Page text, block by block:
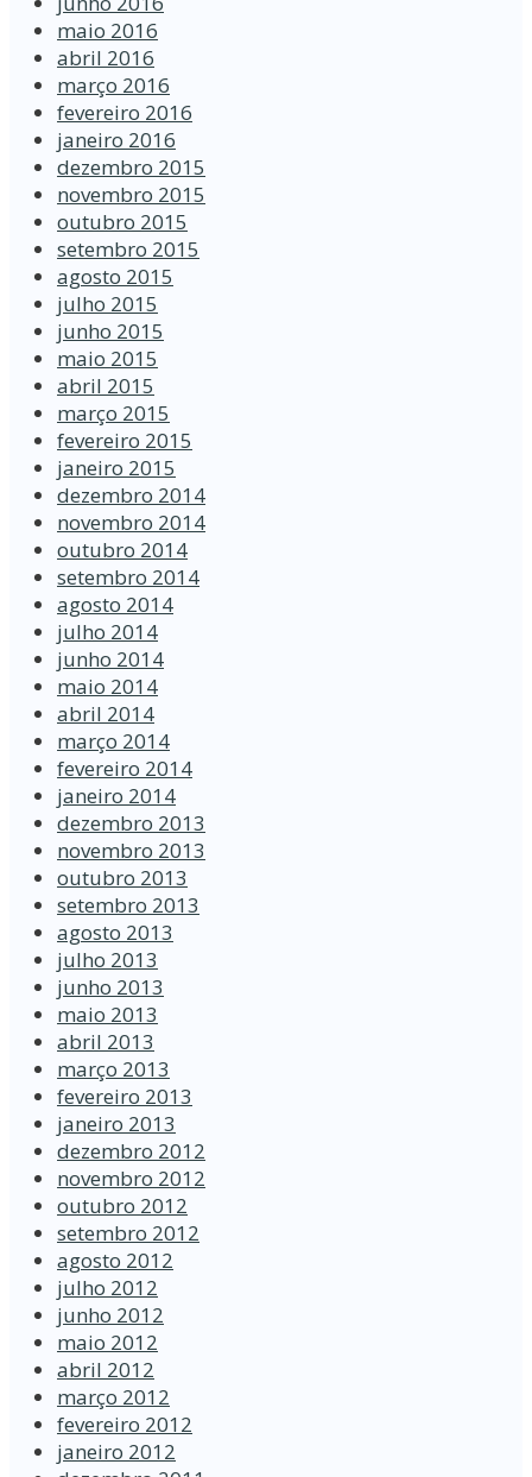
maio 2016
abril 2016
março 2016
fevereiro 2016
janeiro 2016
dezembro 2015
novembro 2015
outubro 2015
setembro 2015
agosto 2015
julho 2015
junho 2015
maio 2015
abril 2015
março 2015
fevereiro 2015
janeiro 2015
dezembro 2014
novembro 2014
outubro 2014
setembro 2014
agosto 2014
julho 2014
junho 2014
maio 2014
abril 2014
março 2014
fevereiro 2014
janeiro 2014
dezembro 2013
novembro 2013
outubro 2013
setembro 2013
agosto 2013
julho 2013
junho 2013
maio 2013
abril 2013
março 2013
fevereiro 2013
janeiro 2013
dezembro 2012
novembro 2012
outubro 2012
setembro 2012
agosto 2012
julho 2012
junho 2012
maio 2012
abril 2012
março 2012
fevereiro 2012
janeiro 2012